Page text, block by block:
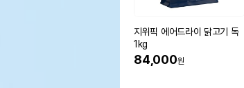
지위픽 에어드라이 닭고기 독
1kg
84,000원